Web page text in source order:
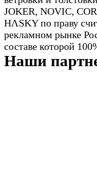
JOKER, NOVIC,
HΛSKY по праву
рекламном рынке
составе которой
Наши